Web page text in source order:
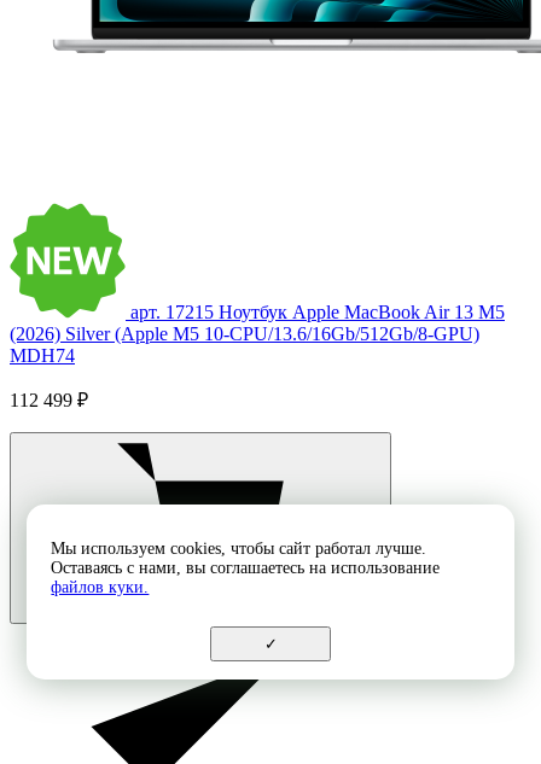
арт. 17215 Ноутбук Apple MacBook Air 13 M5
(2026) Silver (Apple M5 10-CPU/13.6/16Gb/512Gb/8-GPU)
MDH74
112 499 ₽
Мы используем cookies, чтобы сайт работал лучше.
Оставаясь с нами, вы соглашаетесь на использование
файлов куки.
✓